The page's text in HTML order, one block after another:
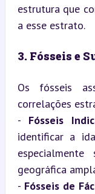
estrutura que
a esse estrato.
3. Fósseis e
Os fósseis
correlações
- Fósseis
identificar a
geográfica
- Fósseis de